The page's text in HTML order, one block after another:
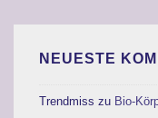
NEUESTE
Trendmiss zu Bio-